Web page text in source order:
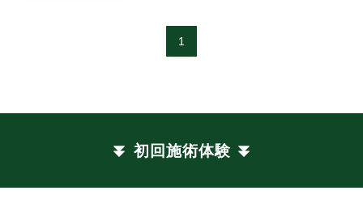
1
初回施術体験